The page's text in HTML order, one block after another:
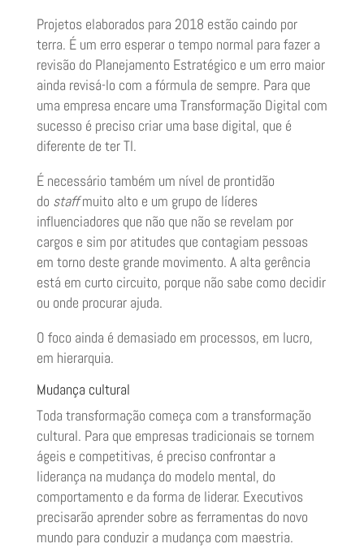
Projetos elaborados para 2018 estão caindo por
terra. É um erro esperar o tempo normal para fazer a
revisão do Planejamento Estratégico e um erro maior
ainda revisá-lo com a fórmula de sempre. Para que
uma empresa encare uma Transformação Digital com
sucesso é preciso criar uma base digital, que é
diferente de ter TI.
É necessário também um nível de prontidão
do staffmuito alto e um grupo de líderes
influenciadores que não que não se revelam por
cargos e sim por atitudes que contagiam pessoas
em torno deste grande movimento. A alta gerência
está em curto circuito, porque não sabe como decidir
ou onde procurar ajuda.
O foco ainda é demasiado em processos, em lucro,
em hierarquia.
Mudança cultural
Toda transformação começa com a transformação
cultural. Para que empresas tradicionais se tornem
ágeis e competitivas, é preciso confrontar a
liderança na mudança do modelo mental, do
comportamento e da forma de liderar. Executivos
precisarão aprender sobre as ferramentas do novo
mundo para conduzir a mudança com maestria.